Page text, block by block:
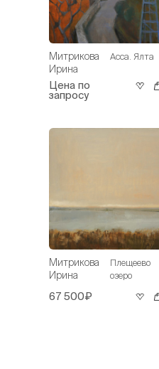
Митрикова
Ирина
Асса. Ялта
Цена по
запросу
Митрикова
Ирина
Плещеево
озеро
67 500₽